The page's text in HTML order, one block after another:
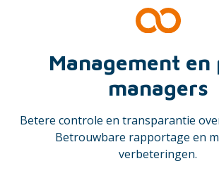
Management en
managers
Betere controle en transparantie
Betrouwbare rapportage en
verbeteringen.